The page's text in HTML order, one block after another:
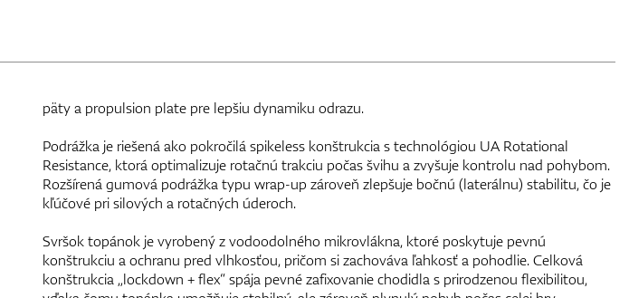
päty a propulsion plate pre lepšiu dynamiku odrazu.
Podrážka je riešená ako pokročilá spikeless konštrukcia s technológiou UA Rotational
Resistance, ktorá optimalizuje rotačnú trakciu počas švihu a zvyšuje kontrolu nad pohybom.
Rozšírená gumová podrážka typu wrap-up zároveň zlepšuje bočnú (laterálnu) stabilitu, čo je
kľúčové pri silových a rotačných úderoch.
Svršok topánok je vyrobený z vodoodolného mikrovlákna, ktoré poskytuje pevnú
konštrukciu a ochranu pred vlhkosťou, pričom si zachováva ľahkosť a pohodlie. Celková
konštrukcia „lockdown + flex“ spája pevné zafixovanie chodidla s prirodzenou flexibilitou,